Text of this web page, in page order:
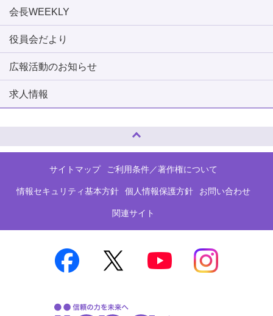
会長WEEKLY
役員会だより
広報活動のお知らせ
求人情報
サイトマップ ご利用条件／著作権について
情報セキュリティ基本方針 個人情報保護方針 お問い合わせ
関連サイト